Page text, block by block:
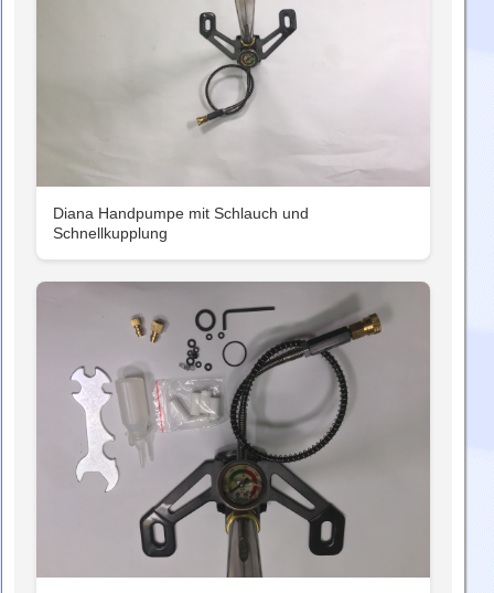
Diana Handpumpe mit Schlauch und
Schnellkupplung